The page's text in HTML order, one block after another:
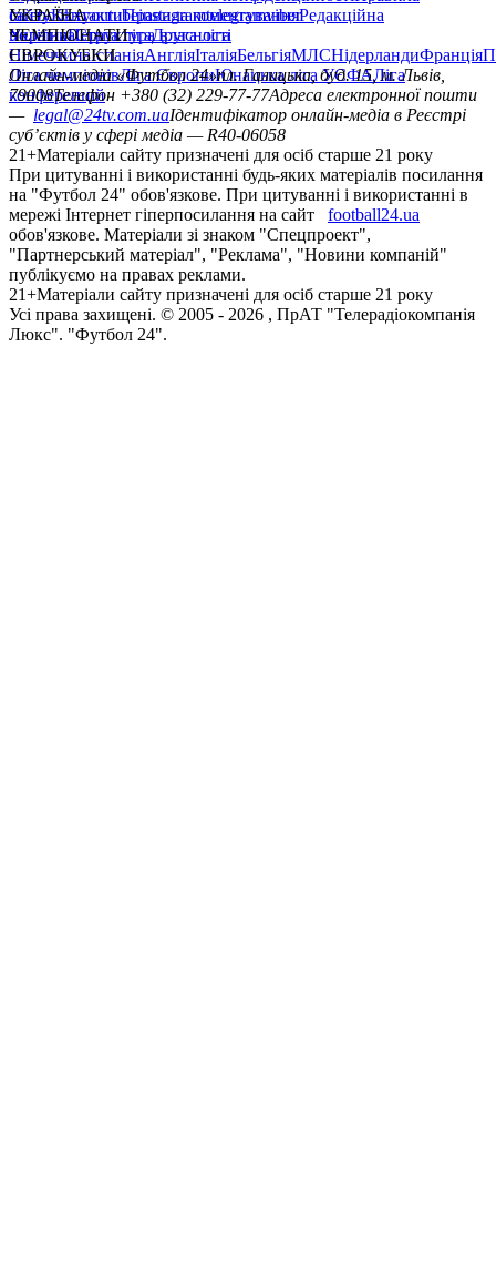
сайтуКонтактиПравила коментуванняРедакційна
політикаСтруктура власності
facebookxyoutubeinstagramtelegramviber
УКРАЇНА
УкраїнаПерша лігаДруга ліга
ЧЕМПІОНАТИ
НімеччинаІспаніяАнгліяІталіяБельгіяМЛСНідерландиФранція
ЄВРОКУБКИ
Ліга чемпіонівЛіга ЄвропиЮнацька ліга УЄФАЛіга
конференцій
Онлайн-медіа «Футбол 24»пл. Галицька, буд. 15, м. Львів,
79008Телефон +380 (32) 229-77-77Адреса електронної пошти
— legal@24tv.com.uaІдентифікатор онлайн-медіа в Реєстрі
суб’єктів у сфері медіа — R40-06058
21+Матеріали сайту призначені для осіб старше 21 року
При цитуванні і використанні будь-яких матеріалів посилання
на "Футбол 24" обов'язкове. При цитуванні і використанні в
мережі Інтернет гіперпосилання на сайт
football24.ua
обов'язкове. Матеріали зі знаком "Спецпроект",
"Партнерський матеріал", "Реклама", "Новини компаній"
публікуємо на правах реклами.
21+Матеріали сайту призначені для осіб старше 21 року
Усi права захищенi. © 2005 - 2026 , ПрАТ "Телерадіокомпанія
Люкс". "Футбол 24".